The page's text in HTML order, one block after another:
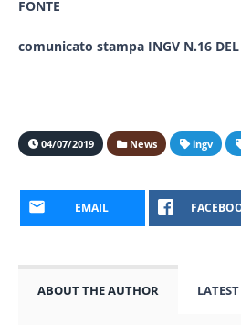
FONTE
comunicato stampa INGV N.16
04/07/2019 News ingv
EMAIL
ABOUT THE AUTHOR